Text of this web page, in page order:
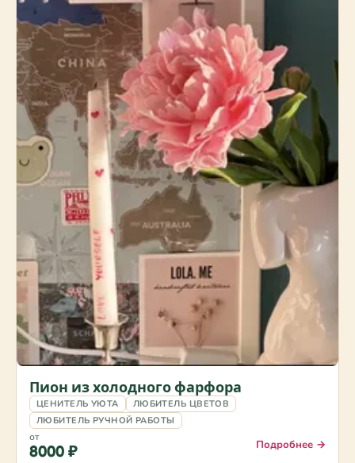
Пион из холодного фарфора
ЦЕНИТЕЛЬ УЮТА
ЛЮБИТЕЛЬ ЦВЕТОВ
ЛЮБИТЕЛЬ РУЧНОЙ РАБОТЫ
от
8000 ₽ Подробнее →